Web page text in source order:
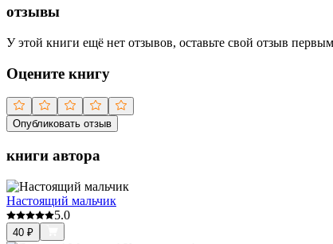
отзывы
У этой книги ещё нет отзывов, оставьте свой отзыв
Оцените книгу
Опубликовать отзыв
книги автора
Настоящий мальчик
5.0
40 ₽